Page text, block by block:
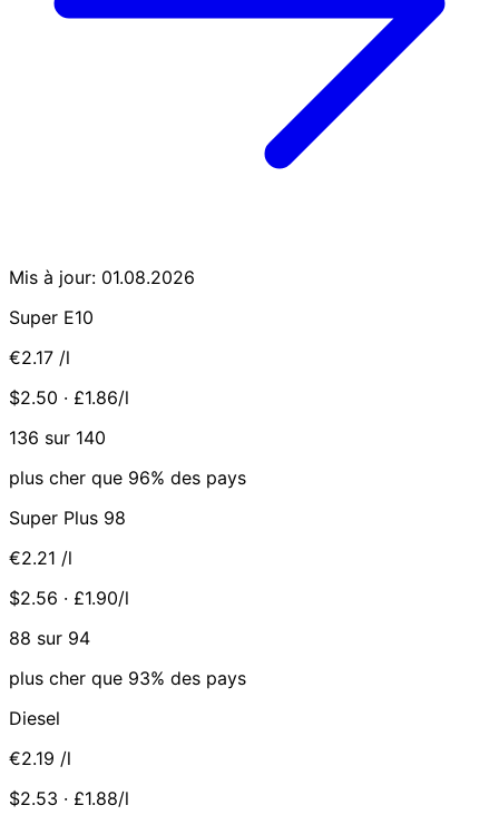
Mis à jour: 01.08.2026
Super E10
€2.17 /l
$2.50 · £1.86/l
136 sur 140
plus cher que 96% des pays
Super Plus 98
€2.21 /l
$2.56 · £1.90/l
88 sur 94
plus cher que 93% des pays
Diesel
€2.19 /l
$2.53 · £1.88/l